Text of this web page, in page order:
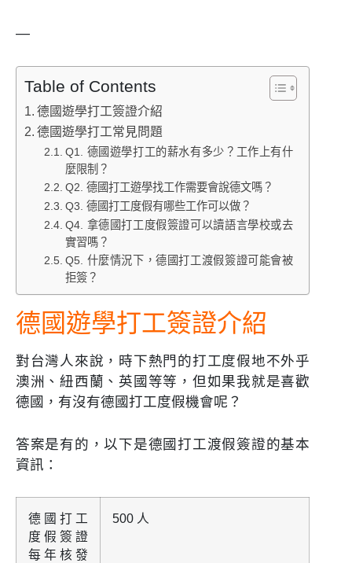
—
Table of Contents
德國遊學打工簽證介紹
德國遊學打工常見問題
Q1. 德國遊學打工的薪水有多少？工作上有什
麼限制？
Q2. 德國打工遊學找工作需要會說德文嗎？
Q3. 德國打工度假有哪些工作可以做？
Q4. 拿德國打工度假簽證可以讀語言學校或去
實習嗎？
Q5. 什麼情況下，德國打工渡假簽證可能會被
拒簽？
德國遊學打工簽證介紹
對台灣人來說，時下熱門的打工度假地不外乎
澳洲、紐西蘭、英國等等，但如果我就是喜歡
德國，有沒有德國打工度假機會呢？
答案是有的，以下是德國打工渡假簽證的基本
資訊：
德國打工
度假簽證
每年核發
500 人